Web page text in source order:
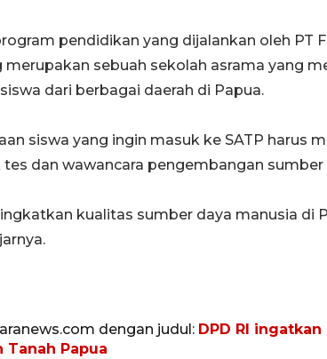
pendidikan yang dijalankan oleh PT
merupakan sebuah sekolah asrama yang
dari berbagai daerah di Papua.
siswa yang ingin masuk ke SATP harus
dan wawancara pengembangan sumber
kualitas sumber daya manusia di
dengan judul: DPD RI
Tanah Papua